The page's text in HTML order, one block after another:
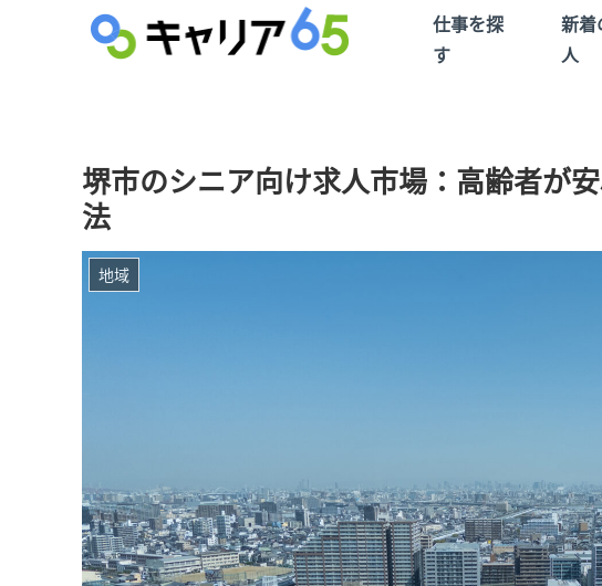
仕事を探
す
新着
人
堺市のシニア向け求人市場：高齢者が
法
地域